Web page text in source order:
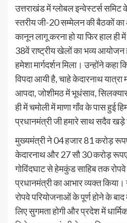
उत्तराखंड में ग्लोबल इन्वेस्टर्स
स्तरीय जी-20 सम्मेलन की बैठकों
कानून लागू करना हो या फिर हाल
38वें राष्ट्रीय खेलों का भव्य आयोजन
हमेशा मार्गदर्शन मिला। उन्होंने कहा
विपदा आयी है, चाहे केदारनाथ यात्रा
आपदा, जोशीमठ में भूधंसाव,
ही में चमोली में माणा गाँव के पास हुई
प्रधानमंत्री जी हमारे साथ सदैव खड़े
मुख्यमंत्री ने 04 हजार 81 करोड़
केदारनाथ और 27 सौ 30 करोड़
गोविंदघाट से हेमकुंड साहिब तक रोपवे
प्रधानमंत्री का आभार व्यक्त किया।
रोपवे परियोजनाओं के पूर्ण होने के
लिए सुगमता होगी और प्रदेश में